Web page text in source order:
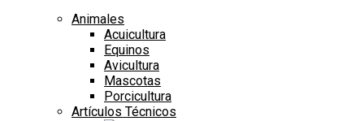
Animales
Acuicultura
Equinos
Avicultura
Mascotas
Porcicultura
Artículos Técnicos